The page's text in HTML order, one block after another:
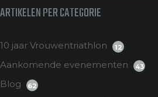
ARTIKELEN PER CATEGORIE
10 jaar Vrouwentriathlon 12
Aankomende evenementen 43
Blog 62